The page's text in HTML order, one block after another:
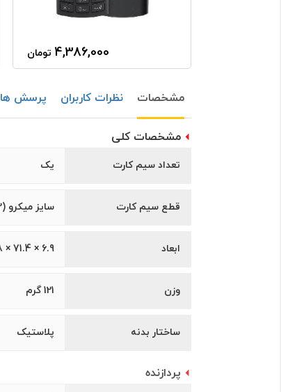
4,386,000 تومان
مشخصات نظرات کاربران پرسش ها
مشخصات کلی
تعداد سیم کارت یک
قطع سیم کارت سايز ميکرو (12 × 15 ميلیمتر)
ابعاد 6.9 × 71.4 × 144.8 ميليمتر
وزن 121 گرم
ساختار بدنه پلاستیک
پردازنده